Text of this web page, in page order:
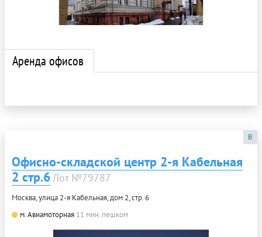
Аренда офисов
B
Офисно-складской центр 2-я Кабельная
2 стр.6Лот №79787
Москва, улица 2-я Кабельная, дом 2, стр. 6
м. Авиамоторная 11 мин. пешком